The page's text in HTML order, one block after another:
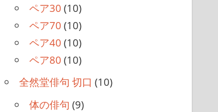
ペア30 (10)
ペア70 (10)
ペア40 (10)
ペア80 (10)
全然堂俳句 切口 (10)
体の俳句 (9)